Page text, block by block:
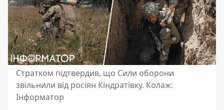
Стратком підтвердив, що Сили оборони
звільнили від росіян Кіндратівку. Колаж:
Інформатор